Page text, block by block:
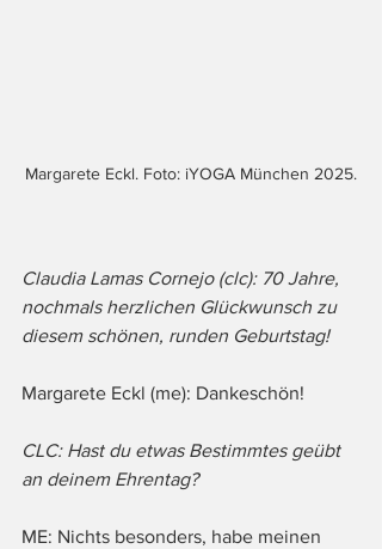
Margarete Eckl. Foto: iYOGA München 2025.
Claudia Lamas Cornejo (clc): 70 Jahre,
nochmals herzlichen Glückwunsch zu
diesem schönen, runden Geburtstag!
Margarete Eckl (me): Dankeschön!
CLC: Hast du etwas Bestimmtes geübt
an deinem Ehrentag?
ME: Nichts besonders, habe meinen